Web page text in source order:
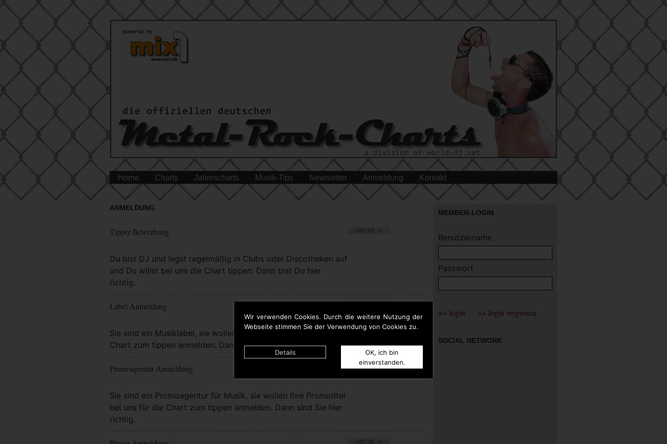
Wir verwenden Cookies. Durch die weitere Nutzung der
Webseite stimmen Sie der Verwendung von Cookies zu.
Details
OK, ich bin
einverstanden.
Home Charts Jahrescharts Musik-Tips Newsletter Anmeldung Kontakt
ANMELDUNG
Tipper Bewerbung
Du bist DJ und legst regelmäßig in Clubs oder Discotheken auf
und Du willst bei uns die Chart tippen. Dann bist Du hier
richtig.
Mehr Info
Label Anmeldung
Sie sind ein Musiklabel, sie wollen bei uns eigene Titel für die
Chart zum tippen anmelden. Dann sind Sie hier richtig.
Mehr Info
Promoagentur Anmeldung
Sie sind ein Promoagentur für Musik, sie wollen Ihre Promotitel
bei uns für die Chart zum tippen anmelden. Dann sind Sie hier
richtig.
Mehr Info
MEMBER-LOGIN
Benutzername
Passwort
SOCIAL NETWORK